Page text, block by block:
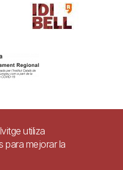
utiliza
para mejorar la